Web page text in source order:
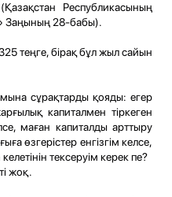
Республикасының
Заңының 28-бабы).
теңге, бірақ бұл жыл сайын
мына сұрақтарды қояды: егер
капиталмен тіркеген
маған капиталды арттыру
өзгерістер енгізгім келсе,
тексеруім керек пе?
жоқ.